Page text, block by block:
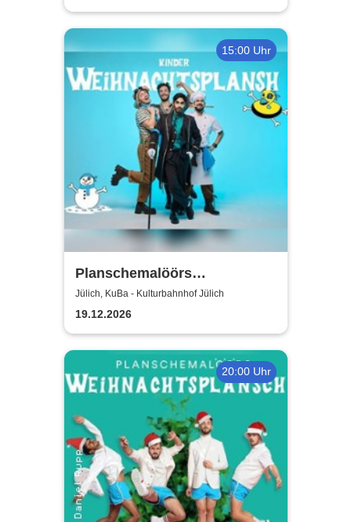
15:00 Uhr
Planschemalöörs
Kinderweihnachtsplansch -
Jülich
Jülich, KuBa - Kulturbahnhof Jülich
19.12.2026
20:00 Uhr